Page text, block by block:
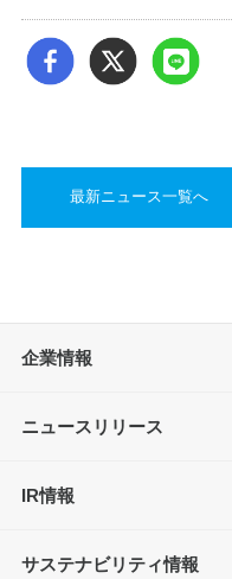
最新ニュース一覧へ
企業情報
ニュースリリース
IR情報
サステナビリティ情報